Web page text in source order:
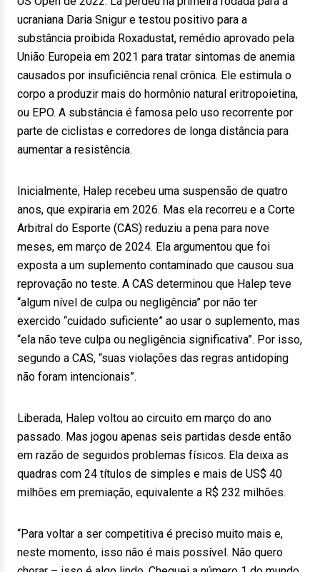
ucraniana Daria Snigur e testou positivo para a
substância proibida Roxadustat, remédio aprovado pela
União Europeia em 2021 para tratar sintomas de anemia
causados por insuficiência renal crônica. Ele estimula o
corpo a produzir mais do hormônio natural eritropoietina,
ou EPO. A substância é famosa pelo uso recorrente por
parte de ciclistas e corredores de longa distância para
aumentar a resistência.
Inicialmente, Halep recebeu uma suspensão de quatro
anos, que expiraria em 2026. Mas ela recorreu e a Corte
Arbitral do Esporte (CAS) reduziu a pena para nove
meses, em março de 2024. Ela argumentou que foi
exposta a um suplemento contaminado que causou sua
reprovação no teste. A CAS determinou que Halep teve
“algum nível de culpa ou negligência” por não ter
exercido “cuidado suficiente” ao usar o suplemento, mas
“ela não teve culpa ou negligência significativa”. Por isso,
segundo a CAS, “suas violações das regras antidoping
não foram intencionais”.
Liberada, Halep voltou ao circuito em março do ano
passado. Mas jogou apenas seis partidas desde então
em razão de seguidos problemas físicos. Ela deixa as
quadras com 24 títulos de simples e mais de US$ 40
milhões em premiação, equivalente a R$ 232 milhões.
“Para voltar a ser competitiva é preciso muito mais e,
neste momento, isso não é mais possível. Não quero